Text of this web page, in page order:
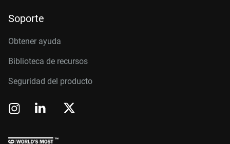
Soporte
Obtener ayuda
Biblioteca de recursos
Seguridad del producto